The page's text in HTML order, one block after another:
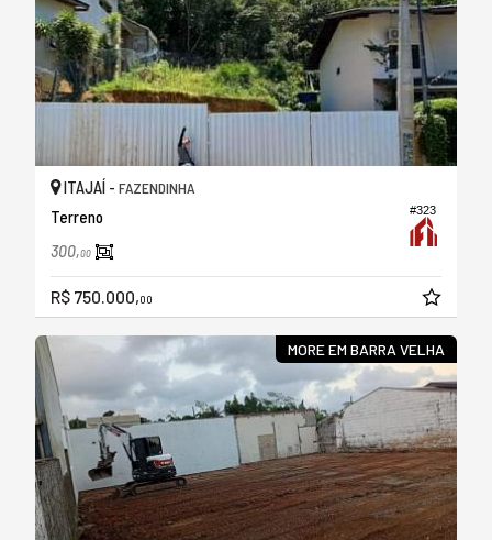
#323
ITAJAÍ - FAZENDINHA
Terreno
300,00
R$ 750.000,00
MORE EM BARRA VELHA